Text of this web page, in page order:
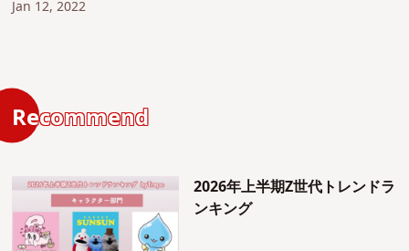
Jan 12, 2022
Recommend
2026年上半期Z世代トレンドラ
ンキング